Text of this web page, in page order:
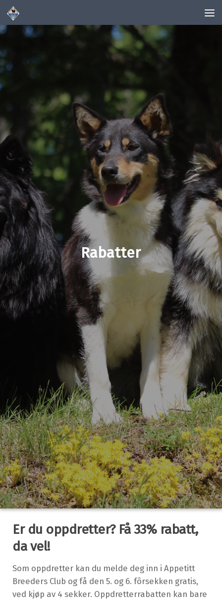
Skip to content
Rabatter
Er du oppdretter? Få 33% rabatt,
da vel!
Som oppdretter kan du melde deg inn i Appetitt
Breeders Club og få den 5. og 6. fôrsekken gratis,
ved kjøp av 4 sekker. Oppdretterrabatten kan bare